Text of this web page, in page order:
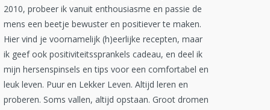
2010, probeer ik vanuit enthousiasme en passie de
mens een beetje bewuster en positiever te maken.
Hier vind je voornamelijk (h)eerlijke recepten, maar
ik geef ook positiviteitssprankels cadeau, en deel ik
mijn hersenspinsels en tips voor een comfortabel en
leuk leven. Puur en Lekker Leven. Altijd leren en
proberen. Soms vallen, altijd opstaan. Groot dromen